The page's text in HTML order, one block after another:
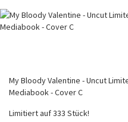
My Bloody Valentine - Uncut
Mediabook - Cover C
Limitiert auf 333 Stück!